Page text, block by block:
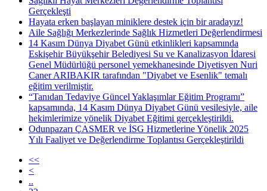
Gerçekleşti
Hayata erken başlayan miniklere destek için bir aradayız!
Aile Sağlığı Merkezlerinde Sağlık Hizmetleri Değerlendirmesi
14 Kasım Dünya Diyabet Günü etkinlikleri kapsamında
Eskişehir Büyükşehir Belediyesi Su ve Kanalizasyon İdaresi
Genel Müdürlüğü personel yemekhanesinde Diyetisyen Nuri
Caner ARIBAKIR tarafından "Diyabet ve Esenlik" temalı
eğitim verilmiştir.
“Tanıdan Tedaviye Güncel Yaklaşımlar Eğitim Programı”
kapsamında, 14 Kasım Dünya Diyabet Günü vesilesiyle, aile
hekimlerimize yönelik Diyabet Eğitimi gerçekleştirildi.
Odunpazarı ÇASMER ve İSG Hizmetlerine Yönelik 2025
Yılı Faaliyet ve Değerlendirme Toplantısı Gerçekleştirildi
<<
<
..